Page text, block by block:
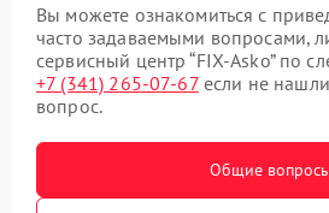
Вы можете ознакомиться с
часто задаваемыми вопросами,
сервисный центр “FIX-Asko” по
+7 (341) 265-07-67если не нашли
вопрос.
Общие